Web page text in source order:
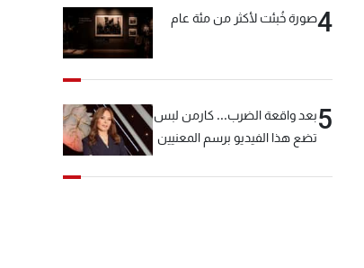
4صورة خُبئت لأكثر من مئة عام
5بعد واقعة الضرب... كارمن لبس
تضع هذا الفيديو برسم المعنيين